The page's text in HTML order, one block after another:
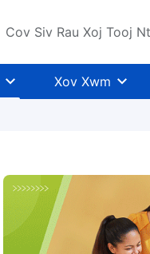
Cov Siv Rau Xoj Tooj
Xov Xwm